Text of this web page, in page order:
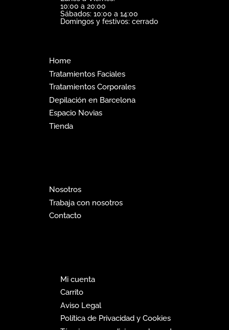
10:00 a 20:00
Sábados: 10:00 a 14:00
Domingos y festivos: cerrado
Home
Tratamientos Faciales
Tratamientos Corporales
Depilación en Barcelona
Espacio Novias
Tienda
Nosotros
Trabaja con nosotros
Contacto
Mi cuenta
Carrito
Aviso Legal
Política de Privacidad y Cookies